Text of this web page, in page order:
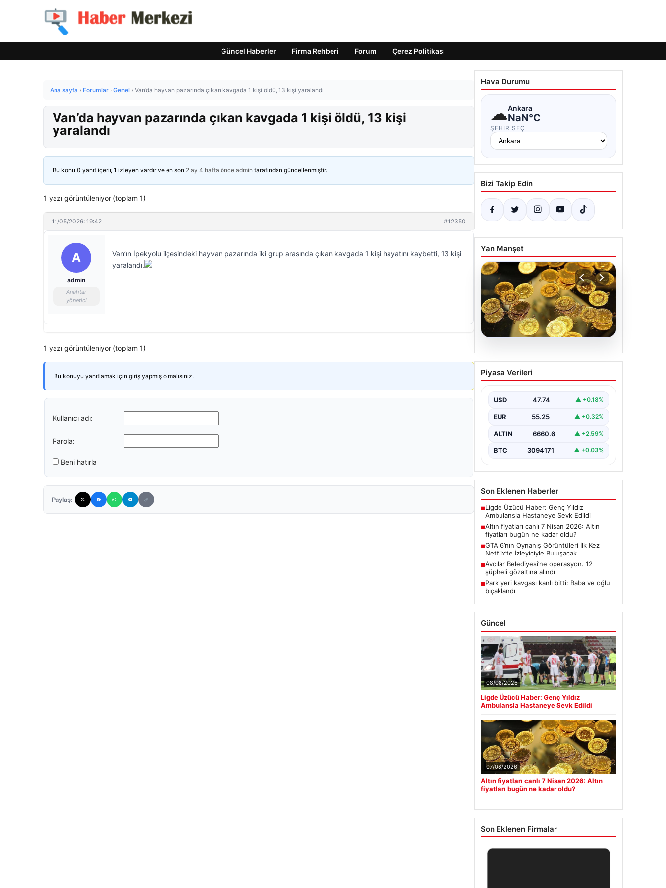
Güncel Haberler Firma Rehberi Forum Çerez Politikası
Ana sayfa › Forumlar › Genel › Van’da hayvan pazarında çıkan kavgada 1 kişi öldü, 13 kişi yaralandı
Van’da hayvan pazarında çıkan kavgada 1 kişi öldü, 13 kişi
yaralandı
Bu konu 0 yanıt içerir, 1 izleyen vardır ve en son 2 ay 4 hafta önce admin tarafından güncellenmiştir.
1 yazı görüntüleniyor (toplam 1)
11/05/2026: 19:42 #12350
A
admin
Anahtar
yönetici
Van’ın İpekyolu ilçesindeki hayvan pazarında iki grup arasında çıkan kavgada 1 kişi hayatını kaybetti, 13 kişi
yaralandı.
1 yazı görüntüleniyor (toplam 1)
Bu konuyu yanıtlamak için giriş yapmış olmalısınız.
Kullanıcı adı:
Parola:
Beni hatırla
Paylaş:
Hava Durumu
☁Ankara
NaN°C
ŞEHIR SEÇ
Bizi Takip Edin
Yan Manşet
Altın fiyatları canlı 7 Nisan
2026: Altın fiyatları bugün
Piyasa Verileri
USD 47.74 ▲ +0.18%
EUR 55.25 ▲ +0.32%
ALTIN 6660.6 ▲ +2.59%
BTC 3094171 ▲ +0.03%
Son Eklenen Haberler
■Ligde Üzücü Haber: Genç Yıldız
Ambulansla Hastaneye Sevk Edildi
■Altın fiyatları canlı 7 Nisan 2026: Altın
fiyatları bugün ne kadar oldu?
■GTA 6’nın Oynanış Görüntüleri İlk Kez
Netflix’te İzleyiciyle Buluşacak
■Avcılar Belediyesi’ne operasyon. 12
şüpheli gözaltına alındı
■Park yeri kavgası kanlı bitti: Baba ve oğlu
bıçaklandı
Güncel
08/08/2026
Ligde Üzücü Haber: Genç Yıldız
Ambulansla Hastaneye Sevk Edildi
07/08/2026
Altın fiyatları canlı 7 Nisan 2026: Altın
fiyatları bugün ne kadar oldu?
Son Eklenen Firmalar